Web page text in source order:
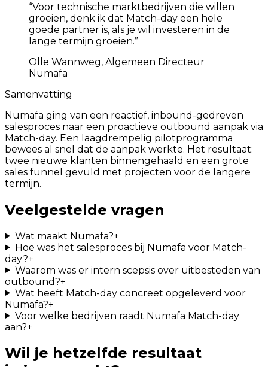
“Voor technische marktbedrijven die willen
groeien, denk ik dat Match-day een hele
goede partner is, als je wil investeren in de
lange termijn groeien.”
Olle Wannweg, Algemeen Directeur
Numafa
Samenvatting
Numafa ging van een reactief, inbound-gedreven
salesproces naar een proactieve outbound aanpak via
Match-day. Een laagdrempelig pilotprogramma
bewees al snel dat de aanpak werkte. Het resultaat:
twee nieuwe klanten binnengehaald en een grote
sales funnel gevuld met projecten voor de langere
termijn.
Veelgestelde vragen
Wat maakt Numafa?+
Hoe was het salesproces bij Numafa voor Match-
day?+
Waarom was er intern scepsis over uitbesteden van
outbound?+
Wat heeft Match-day concreet opgeleverd voor
Numafa?+
Voor welke bedrijven raadt Numafa Match-day
aan?+
Wil je hetzelfde resultaat